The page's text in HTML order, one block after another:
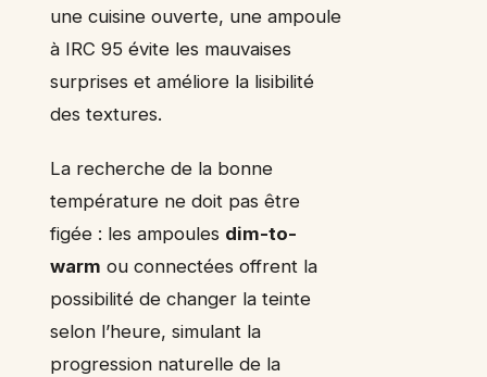
une cuisine ouverte, une ampoule
à IRC 95 évite les mauvaises
surprises et améliore la lisibilité
des textures.
La recherche de la bonne
température ne doit pas être
figée : les ampoules dim-to-
warm ou connectées offrent la
possibilité de changer la teinte
selon l’heure, simulant la
progression naturelle de la